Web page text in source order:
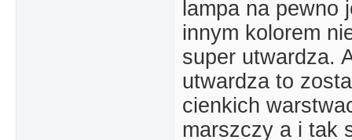
lampa na
innym kolorem
super utwardza.
utwardza to
cienkich
marszczy a i tak